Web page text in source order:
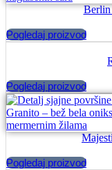
Berlin
Pogledaj proizvod
Pogledaj proizvod
Pogledaj proizvod